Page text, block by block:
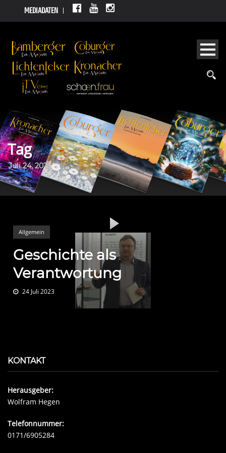
MEDIADATEN
Tag
Juli 24, 2023
Allgemein
Geschichte als
Verantwortung
24 Juli 2023
KONTAKT
Herausgeber:
Wolfram Hegen
Telefonnummer:
0171/6905284